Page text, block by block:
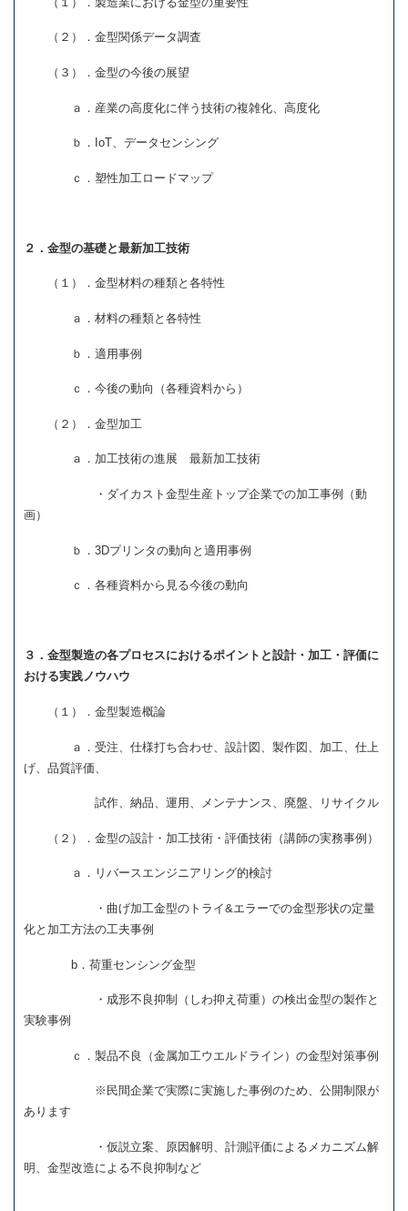
（２）．金型関係データ調査
（３）．金型の今後の展望
ａ．産業の高度化に伴う技術の複雑化、高度化
ｂ．IoT、データセンシング
ｃ．塑性加工ロードマップ
２．金型の基礎と最新加工技術
（１）．金型材料の種類と各特性
ａ．材料の種類と各特性
ｂ．適用事例
ｃ．今後の動向（各種資料から）
（２）．金型加工
ａ．加工技術の進展 最新加工技術
・ダイカスト金型生産トップ企業での加工事例（動
画）
ｂ．3Dプリンタの動向と適用事例
ｃ．各種資料から見る今後の動向
３．金型製造の各プロセスにおけるポイントと設計・加工・評価に
おける実践ノウハウ
（１）．金型製造概論
ａ．受注、仕様打ち合わせ、設計図、製作図、加工、仕上
げ、品質評価、
試作、納品、運用、メンテナンス、廃盤、リサイクル
（２）．金型の設計・加工技術・評価技術（講師の実務事例）
ａ．リバースエンジニアリング的検討
・曲げ加工金型のトライ&エラーでの金型形状の定量
化と加工方法の工夫事例
b．荷重センシング金型
・成形不良抑制（しわ抑え荷重）の検出金型の製作と
実験事例
ｃ．製品不良（金属加工ウエルドライン）の金型対策事例
※民間企業で実際に実施した事例のため、公開制限が
あります
・仮説立案、原因解明、計測評価によるメカニズム解
明、金型改造による不良抑制など